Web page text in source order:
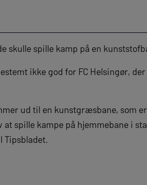
skulle spille kamp på en
ikke god for FC Helsingør,
ud til en kunstgræsbane, som
at spille kampe på hjemmebane i
Tipsbladet.